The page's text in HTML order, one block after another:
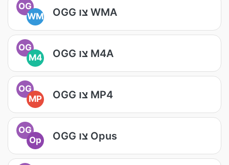
OG
WM
OGG צו WMA
OG
M4
OGG צו M4A
OG
MP
OGG צו MP4
OG
Op
OGG צו Opus